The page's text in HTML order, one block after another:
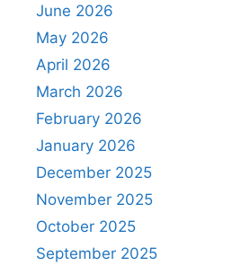
June 2026
May 2026
April 2026
March 2026
February 2026
January 2026
December 2025
November 2025
October 2025
September 2025